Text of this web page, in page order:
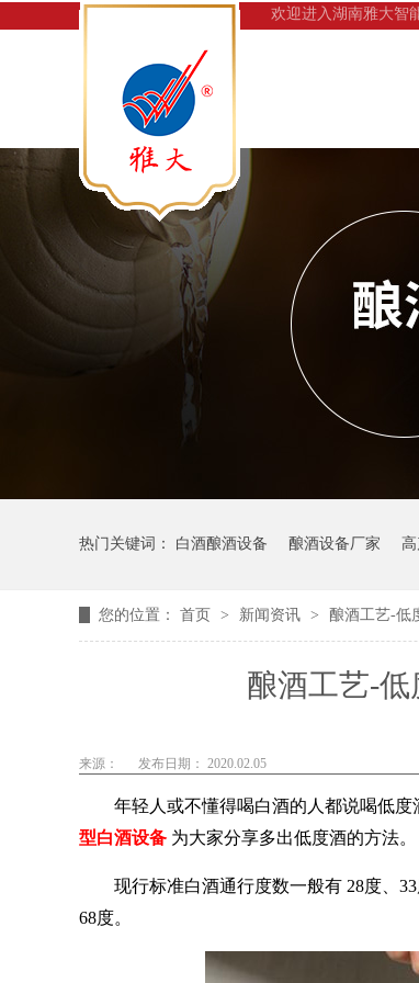
欢迎进入湖南雅大智
热门关键词： 白酒酿酒设备 酿酒设备厂家
您的位置： 首页 > 新闻资讯 > 酿酒工艺-低
酿酒工艺-
来源： 发布日期： 2020.02.05
年轻人或不懂得喝白酒的人都说喝低
型白酒设备 为大家分享多出低度酒的方法。
现行标准白酒通行度数一般有 28度、
68度。